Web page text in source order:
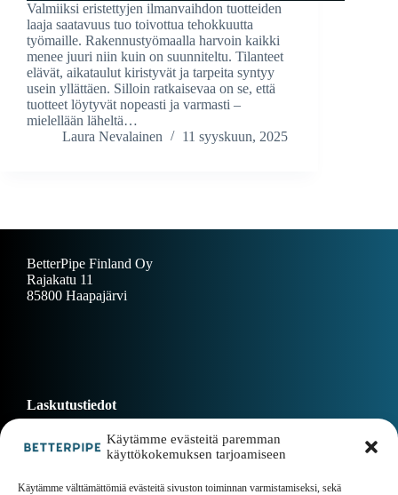
Käytämme evästeitä paremman
käyttökokemuksen tarjoamiseen
Käytämme välttämättömiä evästeitä sivuston toiminnan varmistamiseksi, sekä
Valmiiksi eristettyjen ilmanvaihdon tuotteiden
laaja saatavuus tuo toivottua tehokkuutta
työmaille. Rakennustyömaalla harvoin kaikki
menee juuri niin kuin on suunniteltu. Tilanteet
elävät, aikataulut kiristyvät ja tarpeita syntyy
usein yllättäen. Silloin ratkaisevaa on se, että
tuotteet löytyvät nopeasti ja varmasti –
mielellään läheltä…
Laura Nevalainen
11 syyskuun, 2025
BetterPipe Finland Oy
Rajakatu 11
85800 Haapajärvi
Laskutustiedot